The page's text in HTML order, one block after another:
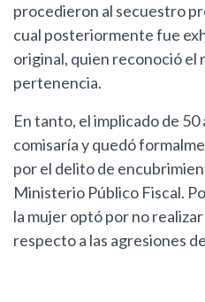
procedieron al secuestro
cual posteriormente fue
original, quien reconoció el
pertenencia.
En tanto, el implicado de
comisaría y quedó
por el delito de
Ministerio Público Fiscal.
la mujer optó por no
respecto a las agresiones